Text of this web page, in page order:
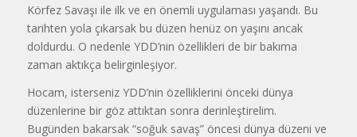
Körfez Savaşı ile ilk ve en önemli uygulaması yaşandı. Bu
tarihten yola çıkarsak bu düzen henüz on yaşını ancak
doldurdu. O nedenle YDD’nin özellikleri de bir bakıma
zaman aktıkça belirginleşiyor.
Hocam, isterseniz YDD’nin özelliklerini önceki dünya
düzenlerine bir göz attıktan sonra derinleştirelim.
Bugünden bakarsak “soğuk savaş” öncesi dünya düzeni ve